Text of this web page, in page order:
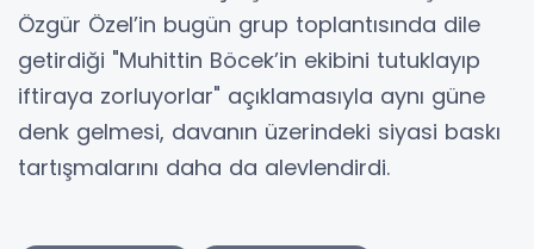
Özgür Özel’in bugün grup toplantısında dile
getirdiği "Muhittin Böcek’in ekibini tutuklayıp
iftiraya zorluyorlar" açıklamasıyla aynı güne
denk gelmesi, davanın üzerindeki siyasi baskı
tartışmalarını daha da alevlendirdi.